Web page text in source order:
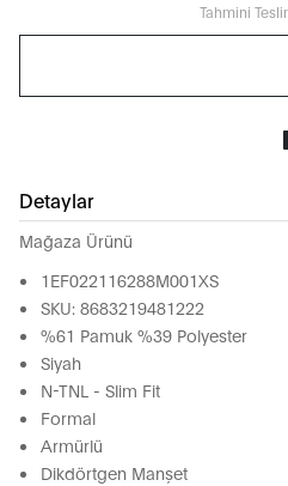
Tahmini
Detaylar
Mağaza Ürünü
1EF022116288M001XS
SKU: 8683219481222
%61 Pamuk %39 Polyester
Siyah
N-TNL - Slim Fit
Formal
Armürlü
Dikdörtgen Manşet